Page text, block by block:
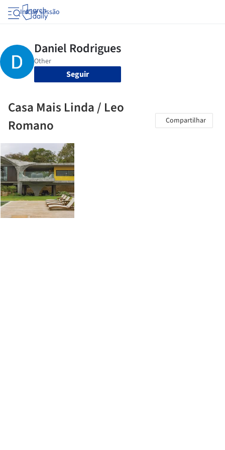
Iniciar sessão
Seguir
Casa Mais Linda / Leo
Romano
Compartilhar